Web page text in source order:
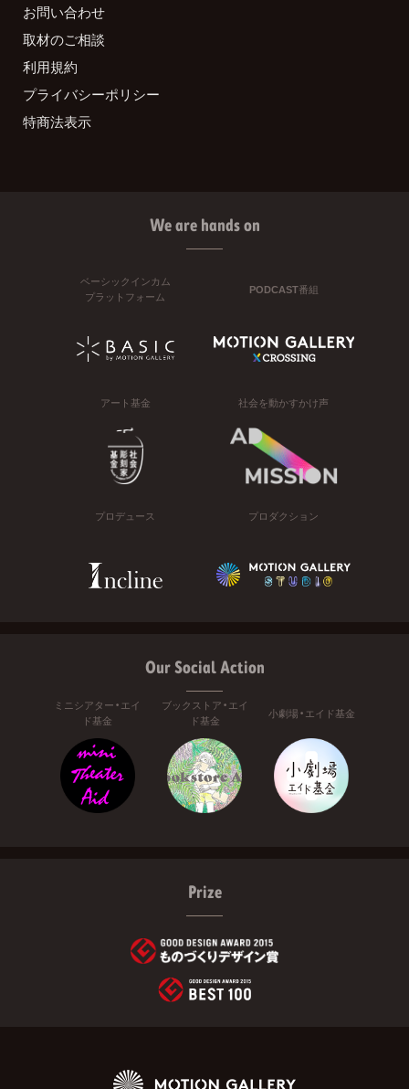
お問い合わせ
取材のご相談
利用規約
プライバシーポリシー
特商法表示
We are hands on
ベーシックインカム
プラットフォーム
PODCAST番組
アート基金 社会を動かすかけ声
プロデュース プロダクション
Our Social Action
ミニシアター・エイ
ド基金
ブックストア・エイ
ド基金
小劇場・エイド基金
Prize